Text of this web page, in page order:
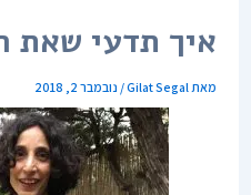
איך תדעי שאת
מאתGilat Segal
/ נובמבר 2, 2018